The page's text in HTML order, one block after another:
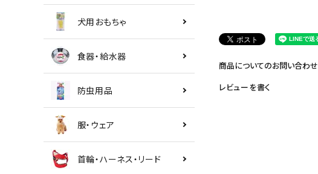
犬用おもちゃ
食器・給水器
防虫用品
服・ウェア
首輪・ハーネス・リード
商品についてのお問い合わせ
レビューを書く